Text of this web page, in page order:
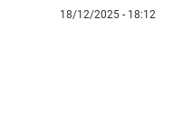
18/12/2025 - 18:12